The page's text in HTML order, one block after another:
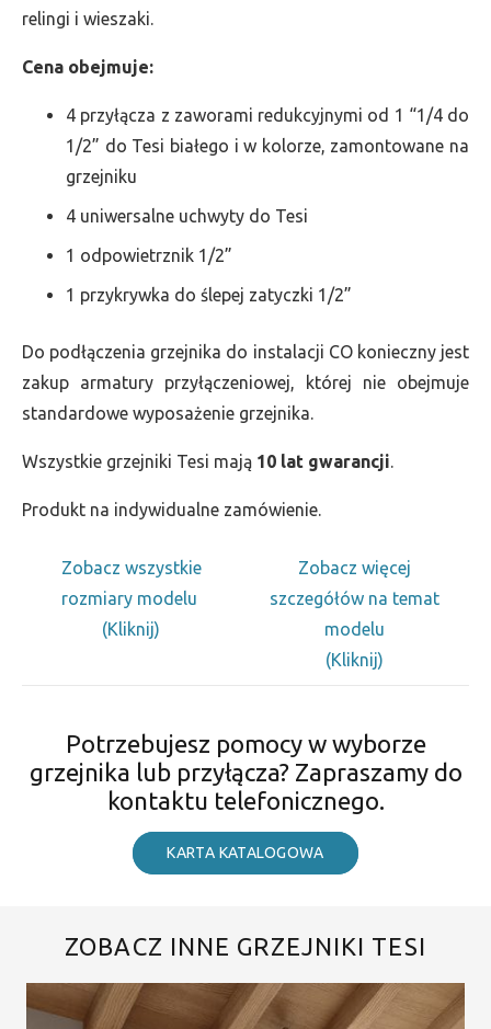
relingi i wieszaki.
Cena obejmuje:
4 przyłącza z zaworami redukcyjnymi od 1 “1/4 do
1/2” do Tesi białego i w kolorze, zamontowane na
grzejniku
4 uniwersalne uchwyty do Tesi
1 odpowietrznik 1/2”
1 przykrywka do ślepej zatyczki 1/2”
Do podłączenia grzejnika do instalacji CO konieczny jest
zakup armatury przyłączeniowej, której nie obejmuje
standardowe wyposażenie grzejnika.
Wszystkie grzejniki Tesi mają 10 lat gwarancji.
Produkt na indywidualne zamówienie.
Zobacz wszystkie
rozmiary modelu
(Kliknij)
Zobacz więcej
szczegółów na temat
modelu
(Kliknij)
Potrzebujesz pomocy w wyborze
grzejnika lub przyłącza? Zapraszamy do
kontaktu telefonicznego.
KARTA KATALOGOWA
ZOBACZ INNE GRZEJNIKI TESI